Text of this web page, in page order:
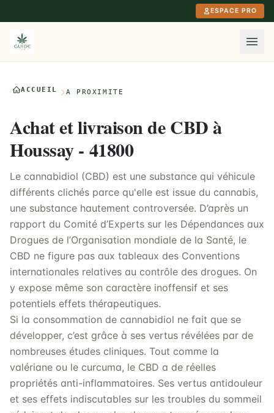
ESPACE PRO
ACCUEIL À PROXIMITÉ
Achat et livraison de CBD à
Houssay - 41800
Le cannabidiol (CBD) est une substance qui véhicule
différents clichés parce qu'elle est issue du cannabis,
une substance hautement controversée. D’après un
rapport du Comité d’Experts sur les Dépendances aux
Drogues de l’Organisation mondiale de la Santé, le
CBD ne figure pas aux tableaux des Conventions
internationales relatives au contrôle des drogues. On
y expose même son caractère inoffensif et ses
potentiels effets thérapeutiques.
Si la consommation de cannabidiol ne fait que se
développer, c’est grâce à ses vertus révélées par de
nombreuses études cliniques. Tout comme la
valériane ou le curcuma, le CBD a de réelles
propriétés anti-inflammatoires. Ses vertus antidouleur
et ses effets indiscutables sur les troubles du sommeil